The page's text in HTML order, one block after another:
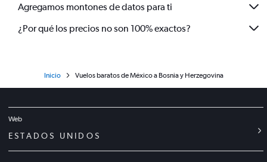
Agregamos montones de datos para ti
¿Por qué los precios no son 100% exactos?
Inicio Vuelos baratos de México a Bosnia y Herzegovina
Web
ESTADOS UNIDOS